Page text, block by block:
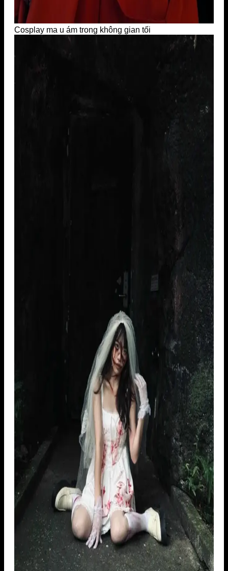
Cosplay ma u ám trong không gian tối